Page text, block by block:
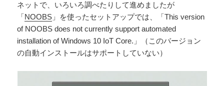
ネットで、いろいろ調べたりして進めましたが
「NOOBS 」を使ったセットアップでは、「This version
of NOOBS does not currently support automated
installation of Windows 10 IoT Core.」（このバージョン
の自動インストールはサポートしていない）